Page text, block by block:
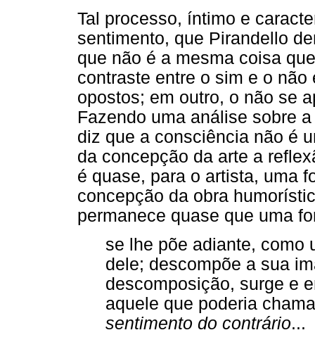
Tal processo, íntimo e
sentimento, que Pirandello
que não é a mesma coisa
contraste entre o sim e o
opostos; em outro, o não se
Fazendo uma análise sobre
diz que a consciência não é
da concepção da arte a
é quase, para o artista, uma
concepção da obra
permanece quase que uma
se lhe põe adiante, como
dele; descompõe a sua
descomposição, surge e
aquele que poderia
sentimento do contrário...